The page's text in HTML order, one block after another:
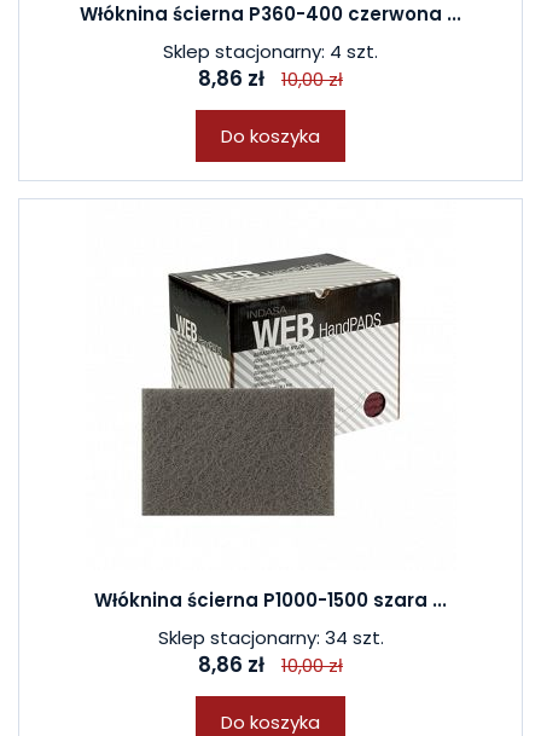
Włóknina ścierna P360-400 czerwona ...
Sklep stacjonarny: 4 szt.
8,86 zł 10,00 zł
Do koszyka
Włóknina ścierna P1000-1500 szara ...
Sklep stacjonarny: 34 szt.
8,86 zł 10,00 zł
Do koszyka